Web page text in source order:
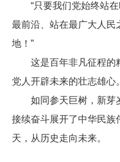
“只要我们党始终站在
最前沿、站在最广大人民
地！”
这是百年非凡征程的
党人开辟未来的壮志雄心。
如同参天巨树，新芽
接续奋斗展开了中华民族
天，从历史走向未来。